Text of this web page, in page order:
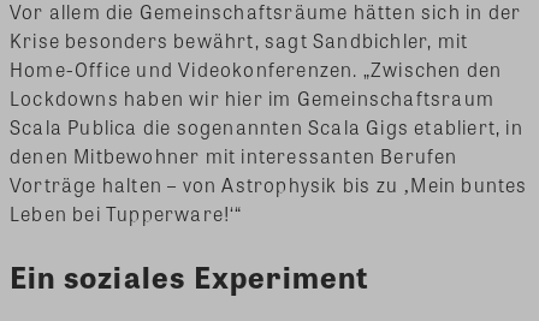
Vor allem die Gemeinschaftsräume hätten sich in der
Krise besonders bewährt, sagt Sandbichler, mit
Home-Office und Videokonferenzen. „Zwischen den
Lockdowns haben wir hier im Gemeinschaftsraum
Scala Publica die sogenannten Scala Gigs etabliert, in
denen Mitbewohner mit interessanten Berufen
Vorträge halten – von Astrophysik bis zu ‚Mein buntes
Leben bei Tupperware!‘“
Ein soziales Experiment